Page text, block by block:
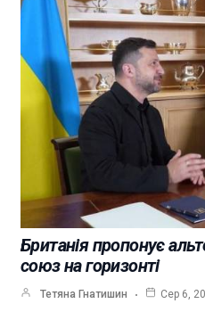
Британія пропонує
союз на горизонті
Тетяна Гнатишин Сер 6,